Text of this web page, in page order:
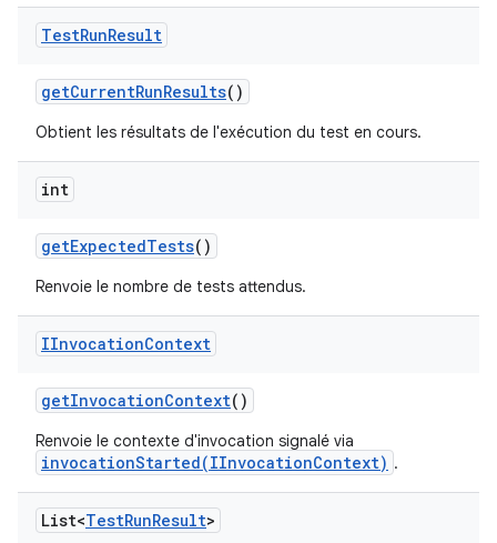
TestRunResult
getCurrentRunResults()
Obtient les résultats de l'exécution du test en cours.
int
getExpectedTests()
Renvoie le nombre de tests attendus.
IInvocationContext
getInvocationContext()
Renvoie le contexte d'invocation signalé via
invocationStarted(IInvocationContext) .
List<TestRunResult>